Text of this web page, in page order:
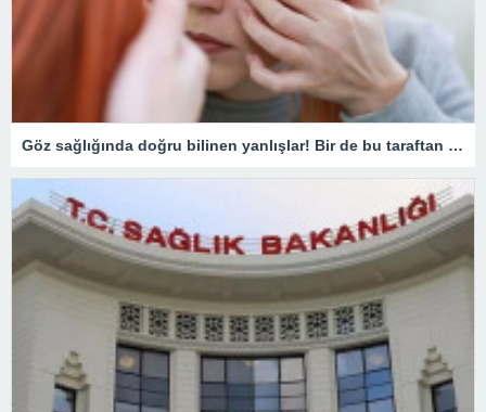
Göz sağlığında doğru bilinen yanlışlar! Bir de bu taraftan bakın…